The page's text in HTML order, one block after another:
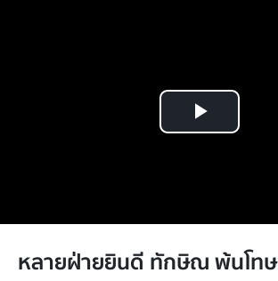
Play
หลายฝ่ายยินดี ทักษิณ พ้นโทษ